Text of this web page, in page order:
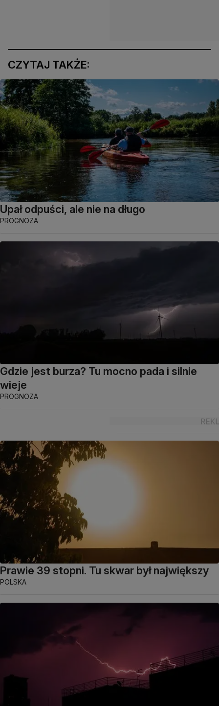
CZYTAJ TAKŻE:
Upał odpuści, ale nie na długo
PROGNOZA
Gdzie jest burza? Tu mocno pada i silnie
wieje
PROGNOZA
Prawie 39 stopni. Tu skwar był największy
POLSKA